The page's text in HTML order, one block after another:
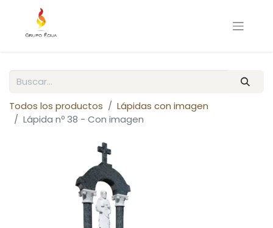
Todos los productos
Lápidas con imagen
Lápida nº 38 - Con imagen